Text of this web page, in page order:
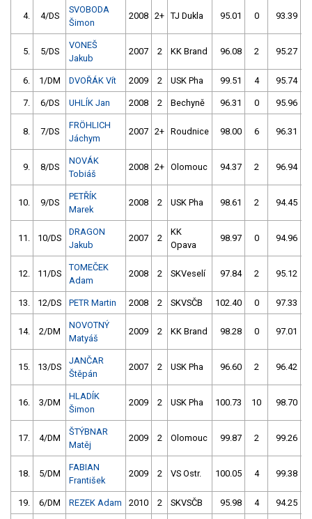
4. 4/DS
SVOBODA
Šimon
2008 2+ TJ Dukla 95.01 0 93.39
5. 5/DS
VONEŠ
Jakub
2007 2 KK Brand 96.08 2 95.27
6. 1/DM DVOŘÁK Vít 2009 2 USK Pha 99.51 4 95.74
7. 6/DS UHLÍK Jan 2008 2 Bechyně 96.31 0 95.96
8. 7/DS
FRÖHLICH
Jáchym
2007 2+ Roudnice 98.00 6 96.31
9. 8/DS
NOVÁK
Tobiáš
2008 2+ Olomouc 94.37 2 96.94
10. 9/DS
PETŘÍK
Marek
2008 2 USK Pha 98.61 2 94.45
11. 10/DS
DRAGON
Jakub
2007 2
KK
Opava
98.97 0 94.96
12. 11/DS
TOMEČEK
Adam
2008 2 SKVeselí 97.84 2 95.12
13. 12/DS PETR Martin 2008 2 SKVSČB 102.40 0 97.33
14. 2/DM
NOVOTNÝ
Matyáš
2009 2 KK Brand 98.28 0 97.01
15. 13/DS
JANČAR
Štěpán
2007 2 USK Pha 96.60 2 96.42
16. 3/DM
HLADÍK
Šimon
2009 2 USK Pha 100.73 10 98.70
17. 4/DM
ŠTÝBNAR
Matěj
2009 2 Olomouc 99.87 2 99.26
18. 5/DM
FABIAN
František
2009 2 VS Ostr. 100.05 4 99.38
19. 6/DM REZEK Adam 2010 2 SKVSČB 95.98 4 94.25